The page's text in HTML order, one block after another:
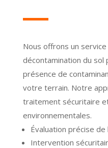
Nous offrons un
décontamination du sol
présence de
votre terrain. Notre
traitement sécuritaire
environnementales.
Évaluation précise
Intervention